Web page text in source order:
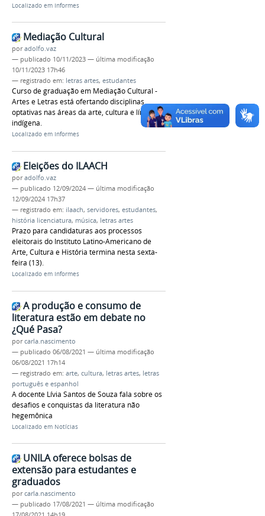
Localizado em Informes
Mediação Cultural
poradolfo.vaz
— publicado 10/11/2023 — última modificação
10/11/2023 17h46
— registrado em: letras artes, estudantes
Curso de graduação em Mediação Cultural -
Artes e Letras está ofertando disciplinas
optativas nas áreas da arte, cultura e língua
indígena.
Localizado em Informes
Eleições do ILAACH
poradolfo.vaz
— publicado 12/09/2024 — última modificação
12/09/2024 17h37
— registrado em: ilaach, servidores, estudantes,
história licenciatura, música, letras artes
Prazo para candidaturas aos processos
eleitorais do Instituto Latino-Americano de
Arte, Cultura e História termina nesta sexta-
feira (13).
Localizado em Informes
A produção e consumo de
literatura estão em debate no
¿Qué Pasa?
porcarla.nascimento
— publicado 06/08/2021 — última modificação
06/08/2021 17h14
— registrado em: arte, cultura, letras artes, letras
português e espanhol
A docente Lívia Santos de Souza fala sobre os
desafios e conquistas da literatura não
hegemônica
Localizado em Notícias
UNILA oferece bolsas de
extensão para estudantes e
graduados
porcarla.nascimento
— publicado 17/08/2021 — última modificação